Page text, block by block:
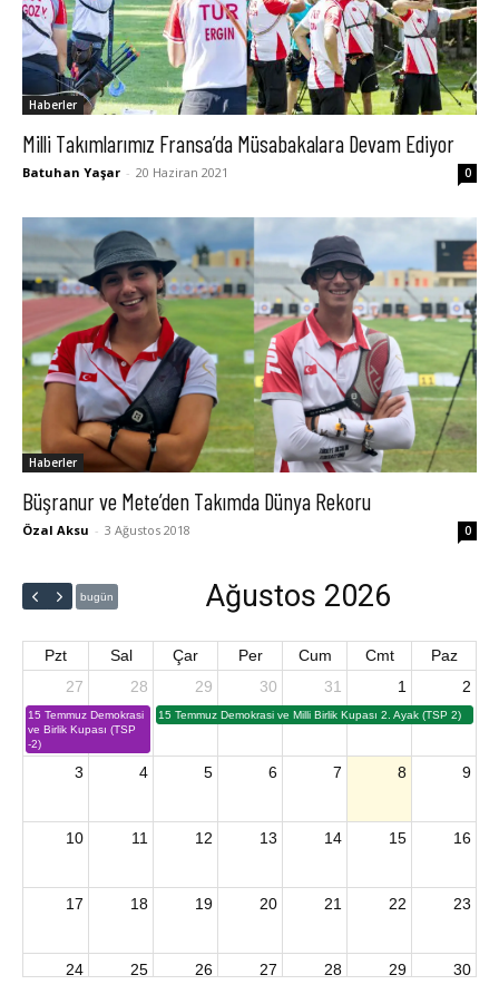
Haberler
Milli Takımlarımız Fransa’da Müsabakalara Devam Ediyor
Batuhan Yaşar - 20 Haziran 2021 0
Haberler
Büşranur ve Mete’den Takımda Dünya Rekoru
Özal Aksu - 3 Ağustos 2018 0
bugün Ağustos 2026
Pzt Sal Çar Per Cum Cmt
Paz
27
15 Temmuz Demokrasi
ve Birlik Kupası (TSP
-2)
28 29
15 Temmuz Demokrasi ve Milli Birlik Kupası 2. Ayak (TSP 2)
30 31 1 2
3 4 5 6 7 8 9
10 11 12 13 14 15 16
17 18 19 20 21 22 23
24 25 26 27 28 29 30